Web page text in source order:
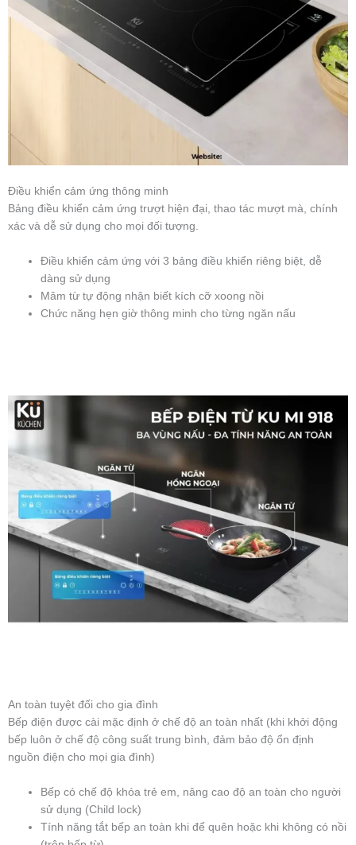
Điều khiển cảm ứng thông minh
Bảng điều khiển cảm ứng trượt hiện đại, thao tác mượt mà, chính
xác và dễ sử dụng cho mọi đối tượng.
Điều khiển cảm ứng với 3 bảng điều khiển riêng biệt, dễ
dàng sử dụng
Mâm từ tự động nhận biết kích cỡ xoong nồi
Chức năng hẹn giờ thông minh cho từng ngăn nấu
An toàn tuyệt đối cho gia đình
Bếp điện được cài mặc định ở chế độ an toàn nhất (khi khởi động
bếp luôn ở chế độ công suất trung bình, đảm bảo độ ổn định
nguồn điện cho mọi gia đình)
Bếp có chế độ khóa trẻ em, nâng cao độ an toàn cho người
sử dụng (Child lock)
Tính năng tắt bếp an toàn khi để quên hoặc khi không có nồi